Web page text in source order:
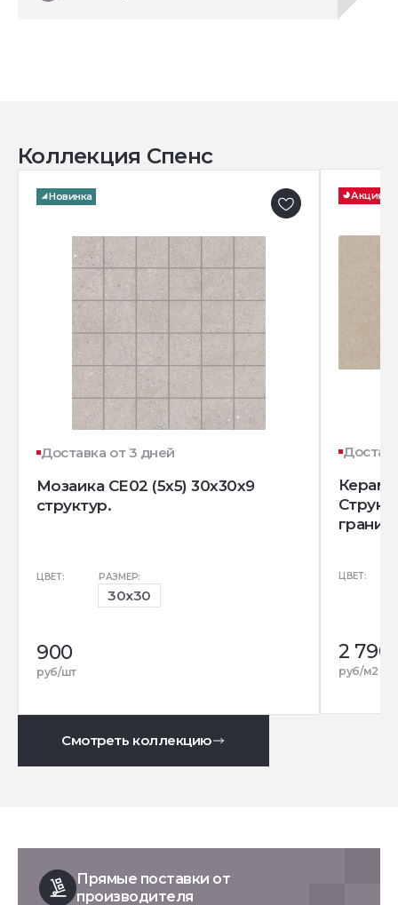
Коллекция Спенс
Новинка
Доставка от 3 дней
Мозаика CE02 (5x5) 30x30x9
структур.
ЦВЕТ: РАЗМЕР:
30x30
900
руб/шт
Акция
гранит)
ЦВЕТ:
2 790
руб/м2
Смотреть коллекцию
Прямые поставки от
производителя